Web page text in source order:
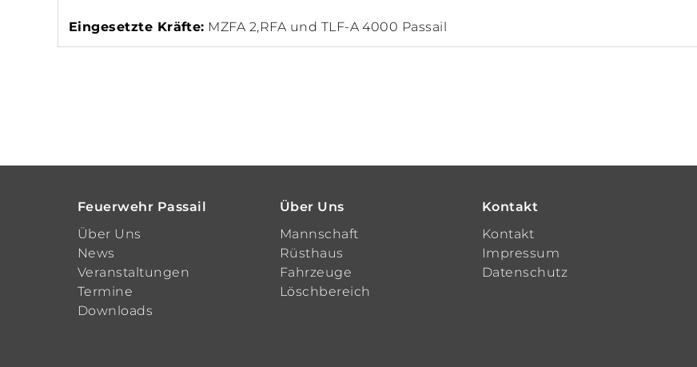
Eingesetzte Kräfte: MZFA 2,RFA und TLF-A 4000 Passail
Feuerwehr Passail
Über Uns
News
Veranstaltungen
Termine
Downloads
Über Uns
Mannschaft
Rüsthaus
Fahrzeuge
Löschbereich
Kontakt
Kontakt
Impressum
Datenschutz